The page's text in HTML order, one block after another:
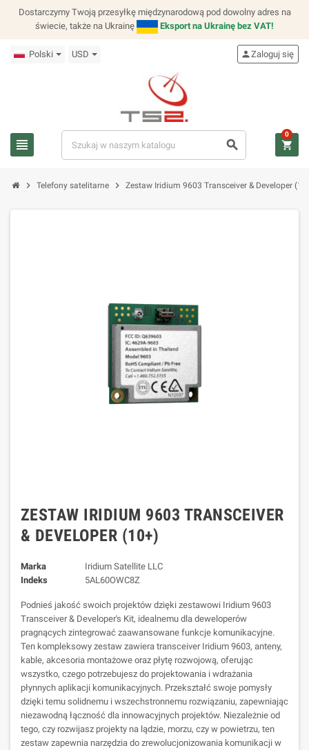
Dostarczymy Twoją przesyłkę międzynarodową pod dowolny adres na
świecie, także na Ukrainę
Eksport na Ukrainę bez VAT!
Polski USD
view_headline search
personZaloguj się
shopping_cart
0
chevron_right Telefony satelitarne chevron_right Zestaw Iridium 9603 Transceiver & Developer
ZESTAW IRIDIUM 9603 TRANSCEIVER
& DEVELOPER (10+)
Marka
Iridium Satellite LLC
Indeks
5AL60OWC8Z
Podnieś jakość swoich projektów dzięki zestawowi Iridium 9603
Transceiver & Developer's Kit, idealnemu dla deweloperów
pragnących zintegrować zaawansowane funkcje komunikacyjne.
Ten kompleksowy zestaw zawiera transceiver Iridium 9603, anteny,
kable, akcesoria montażowe oraz płytę rozwojową, oferując
wszystko, czego potrzebujesz do projektowania i wdrażania
płynnych aplikacji komunikacyjnych. Przekształć swoje pomysły
dzięki temu solidnemu i wszechstronnemu rozwiązaniu, zapewniając
niezawodną łączność dla innowacyjnych projektów. Niezależnie od
tego, czy rozwijasz projekty na lądzie, morzu, czy w powietrzu, ten
zestaw zapewnia narzędzia do zrewolucjonizowania komunikacji w